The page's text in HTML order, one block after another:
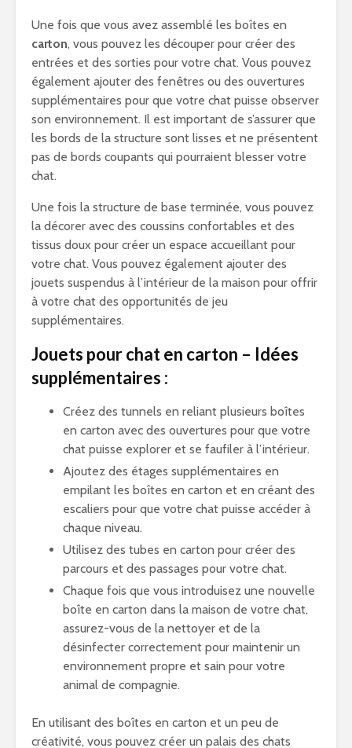
Une fois que vous avez assemblé les boîtes en
carton, vous pouvez les découper pour créer des
entrées et des sorties pour votre chat. Vous pouvez
également ajouter des fenêtres ou des ouvertures
supplémentaires pour que votre chat puisse observer
son environnement. Il est important de s’assurer que
les bords de la structure sont lisses et ne présentent
pas de bords coupants qui pourraient blesser votre
chat.
Une fois la structure de base terminée, vous pouvez
la décorer avec des coussins confortables et des
tissus doux pour créer un espace accueillant pour
votre chat. Vous pouvez également ajouter des
jouets suspendus à l’intérieur de la maison pour offrir
à votre chat des opportunités de jeu
supplémentaires.
Jouets pour chat en carton – Idées
supplémentaires :
Créez des tunnels en reliant plusieurs boîtes
en carton avec des ouvertures pour que votre
chat puisse explorer et se faufiler à l’intérieur.
Ajoutez des étages supplémentaires en
empilant les boîtes en carton et en créant des
escaliers pour que votre chat puisse accéder à
chaque niveau.
Utilisez des tubes en carton pour créer des
parcours et des passages pour votre chat.
Chaque fois que vous introduisez une nouvelle
boîte en carton dans la maison de votre chat,
assurez-vous de la nettoyer et de la
désinfecter correctement pour maintenir un
environnement propre et sain pour votre
animal de compagnie.
En utilisant des boîtes en carton et un peu de
créativité, vous pouvez créer un palais des chats